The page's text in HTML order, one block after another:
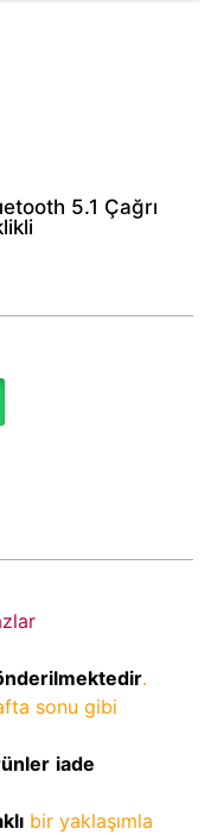
5.1 Çağrı
.
sonu gibi
iade
bir yaklaşımla